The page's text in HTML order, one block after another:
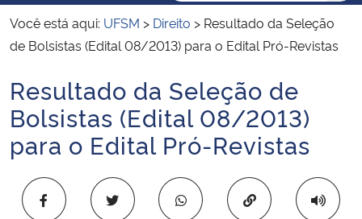
Ministério das Relações Exteriores
Ministério da Infraestrutura
Ministério da Agricultura, Pecuária e Abastecimento
Ministério da Educação
Você está aqui: UFSM > Direito > Resultado da Seleção
de Bolsistas (Edital 08/2013) para o Edital Pró-Revistas
Início do conteúdo
Resultado da Seleção de
Bolsistas (Edital 08/2013)
para o Edital Pró-Revistas
Copiar para área